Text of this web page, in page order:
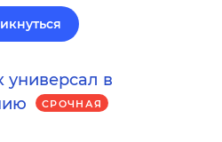
универсал в
СРОЧНАЯ